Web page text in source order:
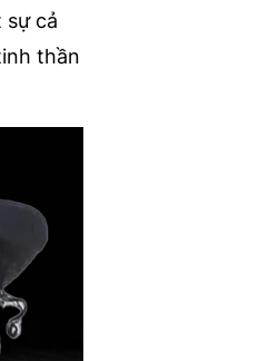
sự cả
thần